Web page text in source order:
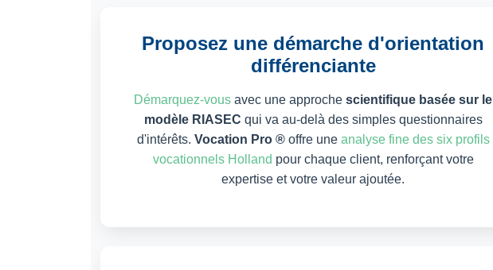
Proposez une démarche d'orientation
différenciante
Démarquez-vous avec une approche scientifique basée sur le
modèle RIASEC qui va au-delà des simples questionnaires
d'intérêts. Vocation Pro ®offre une analyse fine des six profils
vocationnels Holland pour chaque client, renforçant votre
expertise et votre valeur ajoutée.